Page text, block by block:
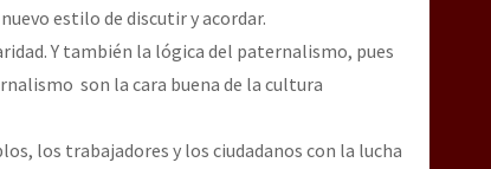
estilo de discutir y acordar.
Y también la lógica del paternalismo, pues
son la cara buena de la cultura
los trabajadores y los ciudadanos con la lucha